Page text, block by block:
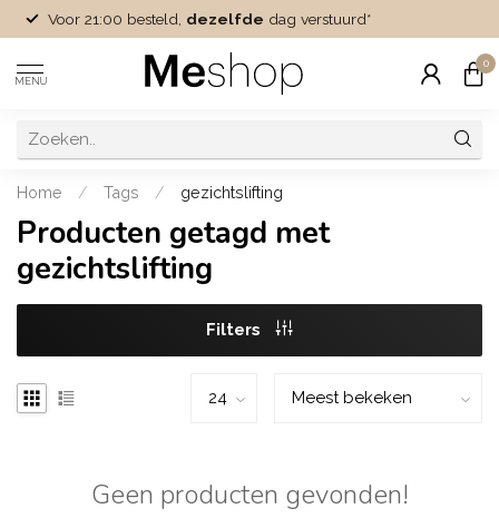
Voor 21:00 besteld, dezelfde dag verstuurd*
MENU
0
Home / Tags / gezichtslifting
Producten getagd met
gezichtslifting
Filters
Geen producten gevonden!